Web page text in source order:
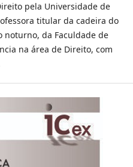
pela Universidade de
titular da cadeira do
noturno, da Faculdade de
na área de Direito, com